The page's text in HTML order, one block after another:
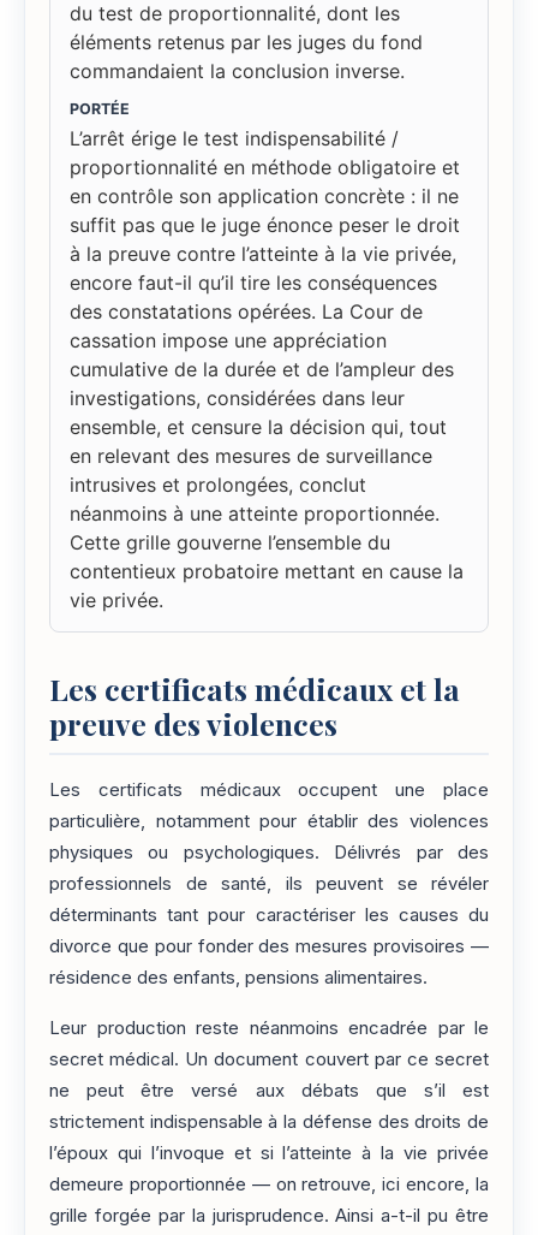
du test de proportionnalité, dont les
éléments retenus par les juges du fond
commandaient la conclusion inverse.
PORTÉE
L’arrêt érige le test indispensabilité /
proportionnalité en méthode obligatoire et
en contrôle son application concrète : il ne
suffit pas que le juge énonce peser le droit
à la preuve contre l’atteinte à la vie privée,
encore faut-il qu’il tire les conséquences
des constatations opérées. La Cour de
cassation impose une appréciation
cumulative de la durée et de l’ampleur des
investigations, considérées dans leur
ensemble, et censure la décision qui, tout
en relevant des mesures de surveillance
intrusives et prolongées, conclut
néanmoins à une atteinte proportionnée.
Cette grille gouverne l’ensemble du
contentieux probatoire mettant en cause la
vie privée.
Les certificats médicaux et la
preuve des violences
Les certificats médicaux occupent une place
particulière, notamment pour établir des violences
physiques ou psychologiques. Délivrés par des
professionnels de santé, ils peuvent se révéler
déterminants tant pour caractériser les causes du
divorce que pour fonder des mesures provisoires —
résidence des enfants, pensions alimentaires.
Leur production reste néanmoins encadrée par le
secret médical. Un document couvert par ce secret
ne peut être versé aux débats que s’il est
strictement indispensable à la défense des droits de
l’époux qui l’invoque et si l’atteinte à la vie privée
demeure proportionnée — on retrouve, ici encore, la
grille forgée par la jurisprudence. Ainsi a-t-il pu être